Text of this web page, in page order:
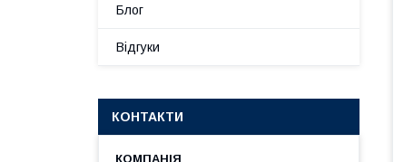
Блог
Відгуки
КОНТАКТИ